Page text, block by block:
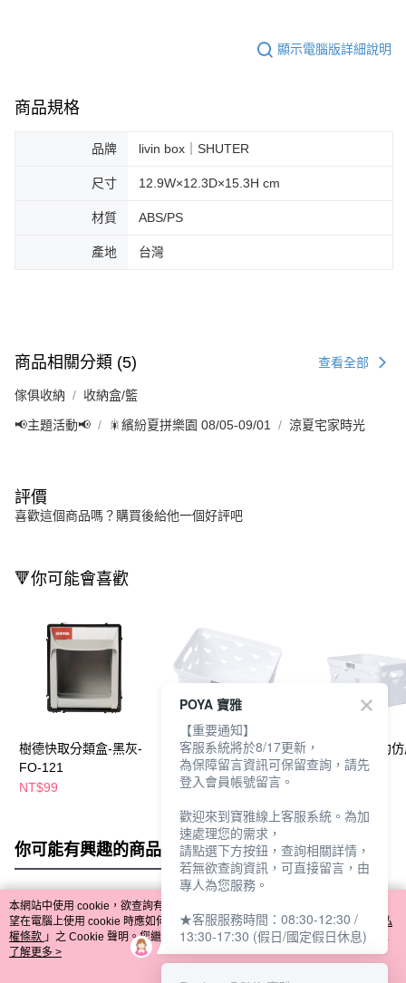
顯示電腦版詳細說明
商品規格
品牌 livin box｜SHUTER
尺寸 12.9W×12.3D×15.3H cm
材質 ABS/PS
產地 台灣
商品相關分類 (5) 查看全部
傢俱收納 收納盒/籃
📢主題活動📢 🎇繽紛夏拼樂園 08/05-09/01 涼夏宅家時光
評價
喜歡這個商品嗎？購買後給他一個好評吧
🔻你可能會喜歡
樹德快取分類盒-黑灰-
FO-121
NT$99
LivingTree簡約仿皮收
納籃-白-中
NT$165
LivingTree簡約
納籃-白-小
你可能有興趣的商品 全站排行
熱門標籤
本網站中使用 cookie，欲查詢有關本網站使用 cookie 方式之詳情，及若您不希
望在電腦上使用 cookie 時應如何變更電腦的 cookie 設定，請參閱本網站「
隱私
權條款 」之 Cookie 聲明。您繼續使用本網站即表示您同意本公司得按本網站使
用條款之 Cookie 聲明使用 cookie。
了解更多 >
POYA 寶雅
【重要通知】
客服系統將於8/17更新，
為保障留言資訊可保留查詢，請先
登入會員帳號留言。
歡迎來到寶雅線上客服系統。為加
速處理您的需求，
請點選下方按鈕，查詢相關詳情，
若無欲查詢資訊，可直接留言，由
專人為您服務。
★客服服務時間：08:30-12:30 /
13:30-17:30 (假日/國定假日休息)